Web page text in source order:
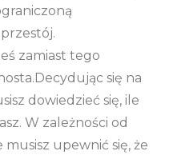
zamiast tego
się na
dowiedzieć się, ile
W zależności od
upewnić się, że